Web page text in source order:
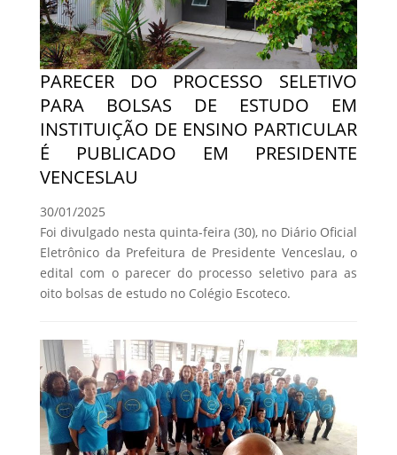
PARECER DO PROCESSO SELETIVO
PARA BOLSAS DE ESTUDO EM
INSTITUIÇÃO DE ENSINO PARTICULAR
É PUBLICADO EM PRESIDENTE
VENCESLAU
30/01/2025
Foi divulgado nesta quinta-feira (30), no Diário Oficial
Eletrônico da Prefeitura de Presidente Venceslau, o
edital com o parecer do processo seletivo para as
oito bolsas de estudo no Colégio Escoteco.